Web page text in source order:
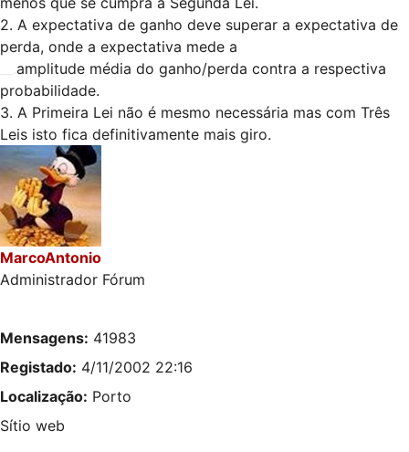
2. A expectativa de ganho deve superar a expectativa de
perda, onde a expectativa mede a
amplitude média do ganho/perda contra a respectiva
probabilidade.
3. A Primeira Lei não é mesmo necessária mas com Três
Leis isto fica definitivamente mais giro.
MarcoAntonio
Administrador Fórum
Mensagens: 41983
Registado: 4/11/2002 22:16
Localização: Porto
Sítio web